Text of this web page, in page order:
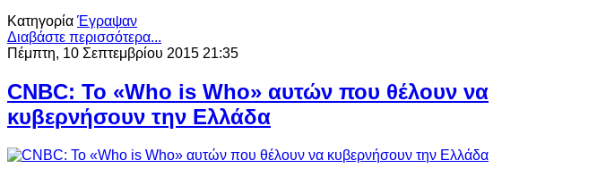
Κατηγορία Έγραψαν
Διαβάστε περισσότερα...
Πέμπτη, 10 Σεπτεμβρίου 2015 21:35
CNBC: Το «Who is Who» αυτών που θέλουν να
κυβερνήσουν την Ελλάδα